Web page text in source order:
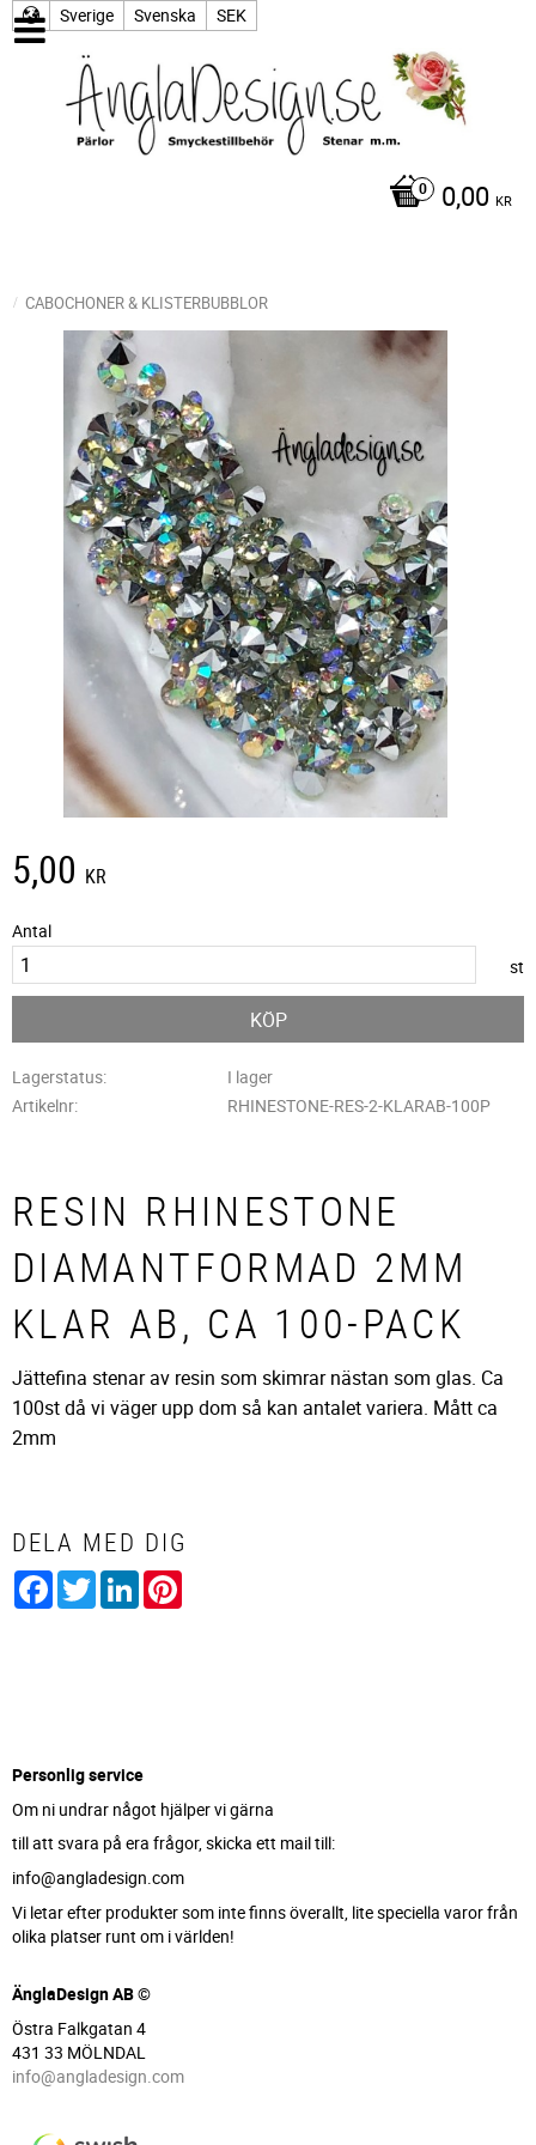
Sverige Svenska SEK
0,00 KR
CABOCHONER & KLISTERBUBBLOR
5,00 KR
Antal
st
KÖP
Lagerstatus
I lager
Artikelnr
RHINESTONE-RES-2-KLARAB-100P
RESIN RHINESTONE
DIAMANTFORMAD 2MM
KLAR AB, CA 100-PACK
Jättefina stenar av resin som skimrar nästan som glas. Ca
100st då vi väger upp dom så kan antalet variera. Mått ca
2mm
DELA MED DIG
Facebook
TwitterLinkedIn
Personlig service
Om ni undrar något hjälper vi gärna
till att svara på era frågor, skicka ett mail till:
info@angladesign.com
Vi letar efter produkter som inte finns överallt, lite speciella varor från
olika platser runt om i världen!
ÄnglaDesign AB ©
Östra Falkgatan 4
431 33 MÖLNDAL
info@angladesign.com